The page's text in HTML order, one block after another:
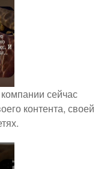
сейчас
контента, своей